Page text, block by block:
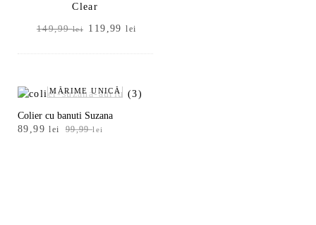
Clear
149,99lei
Prețul
a
149,99 lei.
119,99lei
este:
MĂRIME UNICĂ
Colier cu banuti Suzana
99,99lei
Prețul
89,99lei
Prețul